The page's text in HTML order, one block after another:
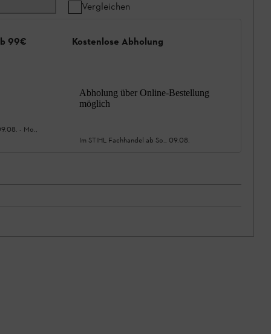
Vergleichen
99€
- Mo.,
Kostenlose Abholung
Abholung über Online-Bestellung
möglich
Im STIHL Fachhandel ab So., 09.08.